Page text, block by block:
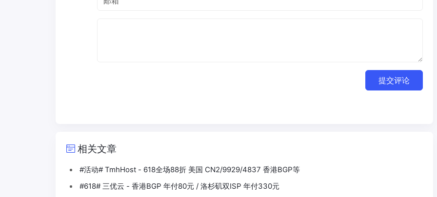
提交评论
相关文章
#活动# TmhHost - 618全场88折 美国 CN2/9929/4837 香港BGP等
#618# 三优云 - 香港BGP 年付80元 / 洛杉矶双ISP 年付330元